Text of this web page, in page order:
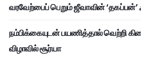
வரவேற்பைப் பெறும் ஜீவாவின் ‘தகப்பன்’
நம்பிக்கையுடன் பயணித்தால் வெற்றி
விழாவில் சூர்யா